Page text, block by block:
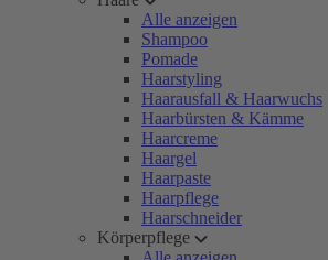
Alle anzeigen
Shampoo
Pomade
Haarstyling
Haarausfall & Haarwuchs
Haarbürsten & Kämme
Haarcreme
Haargel
Haarpaste
Haarpflege
Haarschneider
Körperpflege